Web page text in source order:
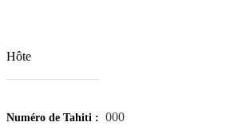
Pension Honoura
Numéro de Tahiti : 000